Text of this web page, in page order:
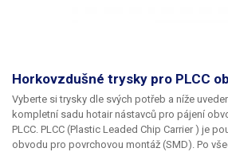
Horkovzdušné trysky pro PLCC
Vyberte si trysky dle svých potřeb a níže
kompletní sadu hotair nástavců pro pájení
PLCC. PLCC (Plastic Leaded Chip Carrier ) je
obvodu pro povrchovou montáž (SMD). Po